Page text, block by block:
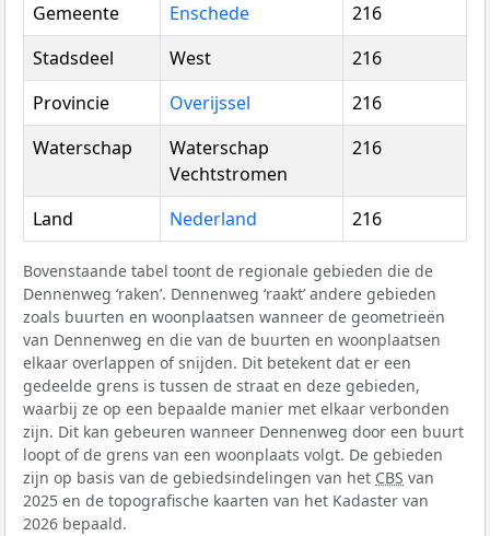
Gemeente Enschede
216
Stadsdeel
West
216
Provincie
Overijssel
216
Waterschap
Waterschap
Vechtstromen
216
Land Nederland 216
Bovenstaande tabel toont de regionale gebieden die de
Dennenweg ‘raken’. Dennenweg ‘raakt’ andere gebieden
zoals buurten en woonplaatsen wanneer de geometrieën
van Dennenweg en die van de buurten en woonplaatsen
elkaar overlappen of snijden. Dit betekent dat er een
gedeelde grens is tussen de straat en deze gebieden,
waarbij ze op een bepaalde manier met elkaar verbonden
zijn. Dit kan gebeuren wanneer Dennenweg door een buurt
loopt of de grens van een woonplaats volgt. De gebieden
zijn op basis van de gebiedsindelingen van het CBS van
2025 en de topografische kaarten van het Kadaster van
2026 bepaald.